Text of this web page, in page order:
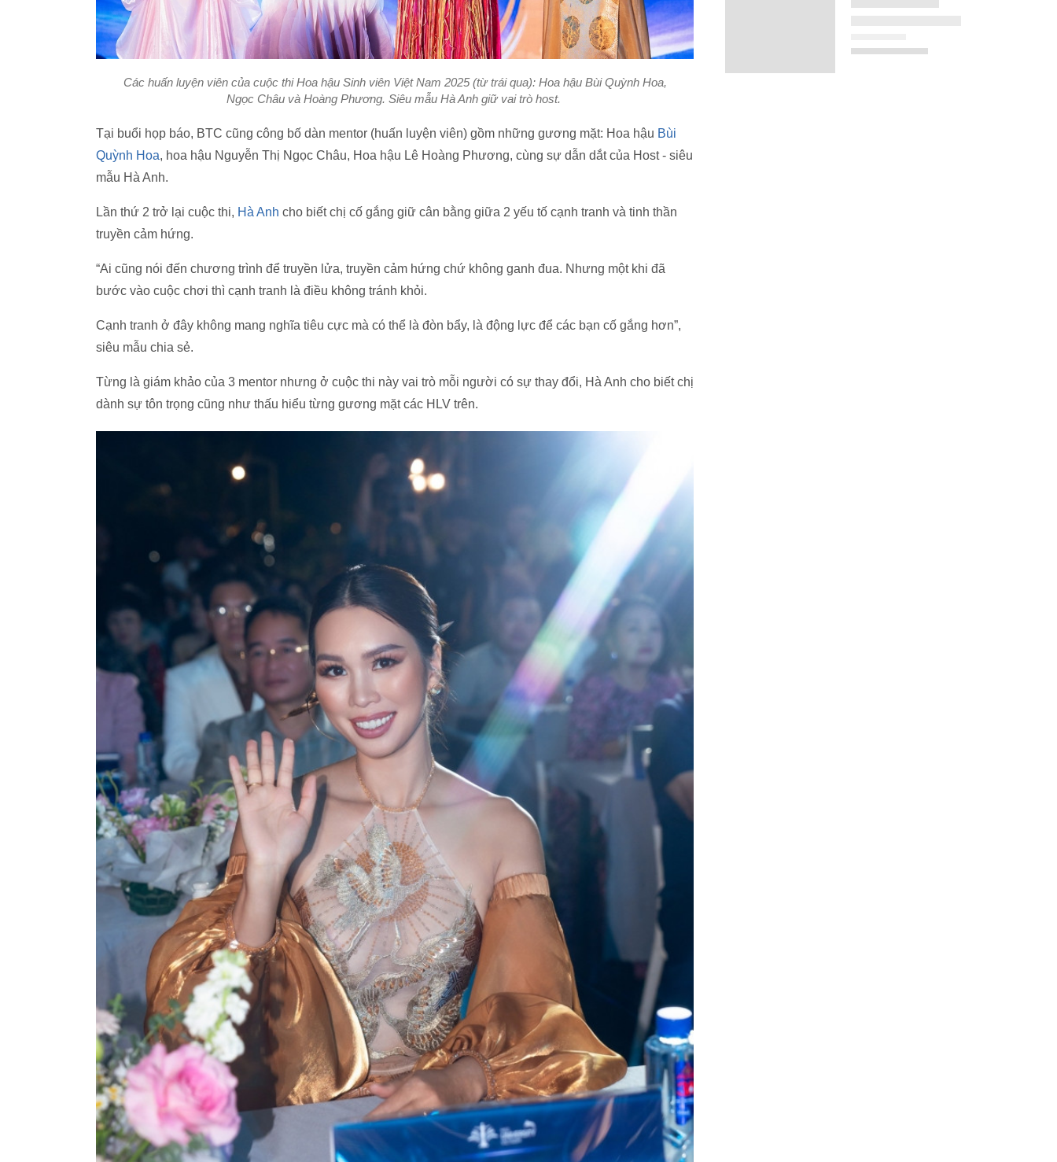
Các huấn luyện viên của cuộc thi Hoa hậu Sinh viên Việt Nam 2025 (từ trái qua): Hoa hậu Bùi Quỳnh Hoa,
Ngọc Châu và Hoàng Phương. Siêu mẫu Hà Anh giữ vai trò host.
Tại buổi họp báo, BTC cũng công bố dàn mentor (huấn luyện viên) gồm những gương mặt: Hoa hậu Bùi
Quỳnh Hoa, hoa hậu Nguyễn Thị Ngọc Châu, Hoa hậu Lê Hoàng Phương, cùng sự dẫn dắt của Host - siêu
mẫu Hà Anh.
Lần thứ 2 trở lại cuộc thi, Hà Anh cho biết chị cố gắng giữ cân bằng giữa 2 yếu tố cạnh tranh và tinh thần
truyền cảm hứng.
“Ai cũng nói đến chương trình để truyền lửa, truyền cảm hứng chứ không ganh đua. Nhưng một khi đã
bước vào cuộc chơi thì cạnh tranh là điều không tránh khỏi.
Cạnh tranh ở đây không mang nghĩa tiêu cực mà có thể là đòn bẩy, là động lực để các bạn cố gắng hơn”,
siêu mẫu chia sẻ.
Từng là giám khảo của 3 mentor nhưng ở cuộc thi này vai trò mỗi người có sự thay đổi, Hà Anh cho biết chị
dành sự tôn trọng cũng như thấu hiểu từng gương mặt các HLV trên.